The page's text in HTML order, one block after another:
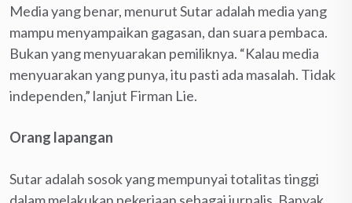
Media yang benar, menurut Sutar adalah media yang
mampu menyampaikan gagasan, dan suara pembaca.
Bukan yang menyuarakan pemiliknya. “Kalau media
menyuarakan yang punya, itu pasti ada masalah. Tidak
independen,” lanjut Firman Lie.
Orang lapangan
Sutar adalah sosok yang mempunyai totalitas tinggi